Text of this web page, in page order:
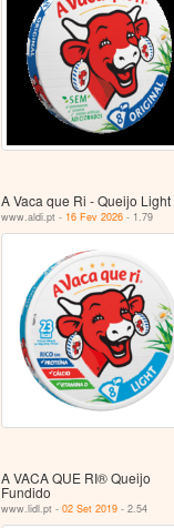
A Vaca que Ri - Queijo Light
www.aldi.pt - 16 Fev 2026 - 1.79
A VACA QUE RI® Queijo
Fundido
www.lidl.pt -02 Set 2019 - 2.54